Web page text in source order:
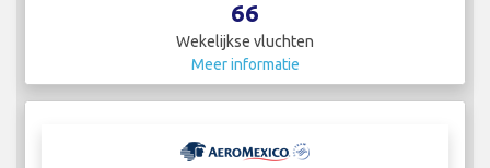
66
Wekelijkse vluchten
Meer informatie